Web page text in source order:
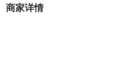
商家详情